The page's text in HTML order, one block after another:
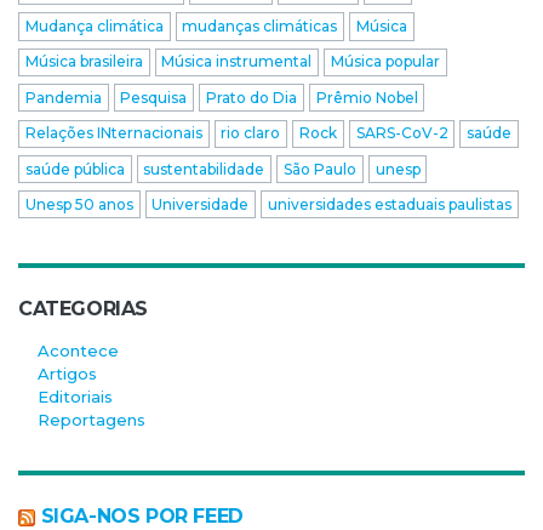
Mudança climática
mudanças climáticas
Música
Música brasileira
Música instrumental
Música popular
Pandemia
Pesquisa Prato do Dia
Prêmio Nobel
Relações INternacionais
rio claro Rock SARS-CoV-2
saúde
saúde pública
sustentabilidade São Paulo
unesp
Unesp 50 anos
Universidade universidades estaduais paulistas
CATEGORIAS
Acontece
Artigos
Editoriais
Reportagens
SIGA-NOS POR FEED